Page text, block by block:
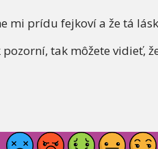
mi prídu fejkoví a že tá
tak môžete vidieť,